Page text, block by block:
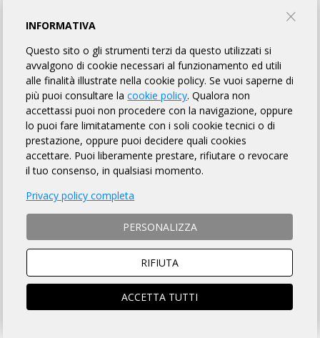
MODULO D'ISCRIZIONE
ENGLISH VERSION
MODALITÀ DI ISCRIZIONE
MODALITÀ DI PAGAMENTO
NON si ACCETTANO ciclisti
ISTRUZIONI PER ISCRIZIONI ONLINE
SOCIO ARI
iscrizione compilata
NON SOCIO ARI
brevetto
INFORMATIVA
Questo sito o gli strumenti terzi da questo utilizzati si
avvalgono di cookie necessari al funzionamento ed utili
alle finalità illustrate nella cookie policy. Se vuoi saperne di
più puoi consultare lacookie policy. Qualora non
accettassi puoi non procedere con la navigazione, oppure
lo puoi fare limitatamente con i soli cookie tecnici o di
prestazione, oppure puoi decidere quali cookies
accettare. Puoi liberamente prestare, rifiutare o revocare
il tuo consenso, in qualsiasi momento.
Privacy policy completa
PERSONALIZZA
RIFIUTA
ACCETTA TUTTI